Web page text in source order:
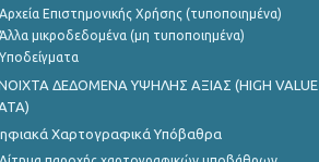
Αρχεία Επιστημονικής Χρήσης (τυποποιημένα)
Άλλα μικροδεδομένα (μη τυποποιημένα)
Υποδείγματα
ΔΕΔΟΜΕΝΑ ΥΨΗΛΗΣ ΑΞΙΑΣ (HIGH VALUE
Χαρτογραφικά Υπόβαθρα